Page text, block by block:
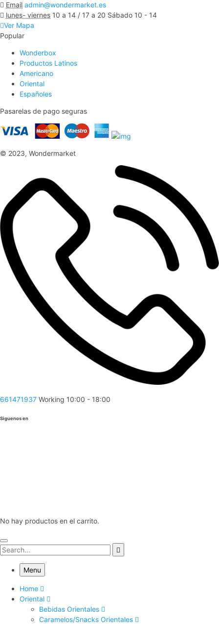
Email admin@wondermarket.es
lunes- viernes 10 a 14 / 17 a 20 Sábado 10 - 14
Ver Mapa
Popular
Wonderbox
Productos Latinos
Americano
Oriental
Españoles
Pasarelas de pago seguras
© 2023, Wondermarket
661471937 Working 10:00 - 18:00
Siguenos en
No hay productos en el carrito.
Menu
Home
Oriental
Bebidas Orientales
Caramelos/Snacks Orientales